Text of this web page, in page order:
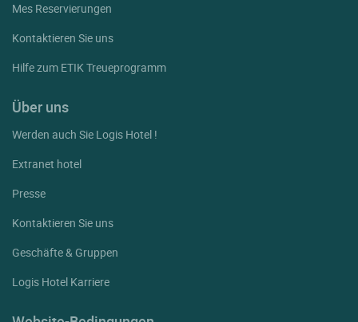
Mes Reservierungen
Kontaktieren Sie uns
Hilfe zum ETIK Treueprogramm
Über uns
Werden auch Sie Logis Hotel !
Extranet hotel
Presse
Kontaktieren Sie uns
Geschäfte & Gruppen
Logis Hotel Karriere